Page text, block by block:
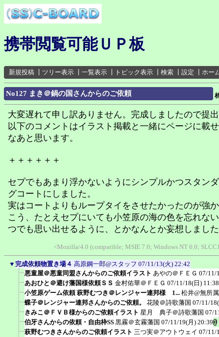
携帯閲覧可能ＵＰ板
新規投稿 ツリー表示 一覧表示 トピック表示 検索 設定 ホー
No127 まき＠鍋の国さんからのご依頼
大変遅れて申し訳ありません。完成しましたので提
以下のコメントはイラスト掲載と一緒にページに載
なあと思います。
＋＋＋＋＋＋
セプでもあまり浮かないようにシンプルかつスタン
グコートにしました。
実はコートよりもループタイをさせたかったのが強
こう、たとえセプにいても小笠原の海の色を忘れな
つでも思い出せるように、とかなんとか妄想しまし
<Mozilla/4.0 (compatible; MSIE 7.0; Windows NT 6.0;
▼ 完成依頼物置き場４ 高原鋼一郎@スタッフ 07/11/13(火) 22:42
悪童屋＠悪童同盟さんからのご依頼イラスト あやの＠ＦＥＧ 07/11/
あおひと＠避け藩国様依頼ＳＳ 金村佑華＠ＦＥＧ 07/11/18(日) 11:38
小笠原ゲーム依頼 萩野むつき＠レンジャー連邦様 1... 松井@無所属
蝶子＠レンジャー連邦さんからのご依頼。
花陵＠詩歌藩国 07/11/
きみこ＠ＦＶＢ様からのご依頼イラスト 星月 典子＠詩歌藩国 07/
伯牙さんからの依頼・自由枠SS 黒霧＠玄霧藩国 07/11/19(月) 20:39
萩野むつきさんからのご依頼イラスト 三つ実＠アウトウェイ 07/11/